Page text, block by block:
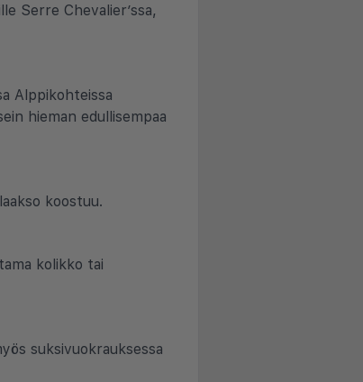
Serre Chevalier’ssa,
Alppikohteissa
hieman edullisempaa
koostuu.
kolikko tai
suksivuokrauksessa